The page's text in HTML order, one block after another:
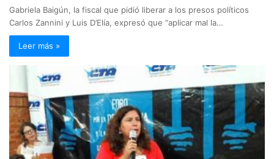
Gabriela Baigún, la fiscal que pidió liberar a los presos políticos
Carlos Zannini y Luis D’Elía, expresó que “aplicar mal la…
Leer más »